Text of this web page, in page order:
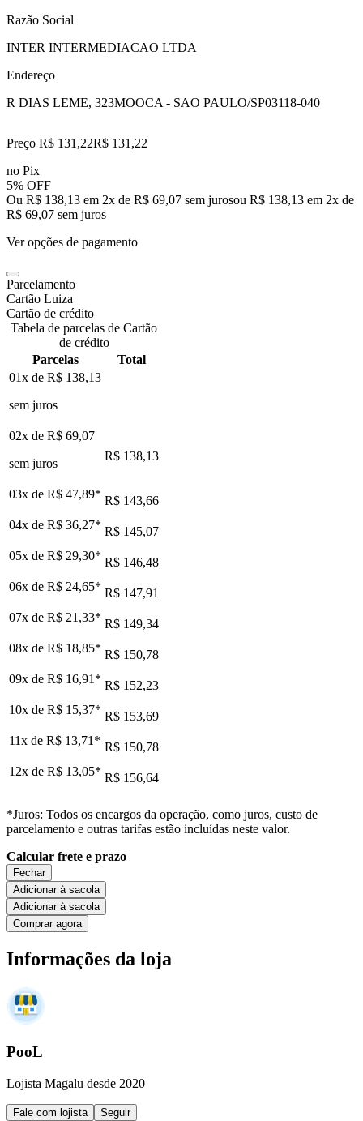
Razão Social
INTER INTERMEDIACAO LTDA
Endereço
R DIAS LEME, 323MOOCA - SAO PAULO/SP03118-040
Preço R$ 131,22R$ 131 ,22
no Pix
5% OFF
Ou R$ 138,13 em 2x de R$ 69,07 sem jurosou R$ 138,13 em 2x de
R$ 69,07 sem juros
Ver opções de pagamento
Parcelamento
Cartão Luiza
Cartão de crédito
Tabela de parcelas de Cartão
de crédito
Parcelas
Total
01x de R$ 138,13
sem juros
02x de R$ 69,07
sem juros
R$ 138,13
03x de R$ 47,89* R$ 143,66
04x de R$ 36,27* R$ 145,07
05x de R$ 29,30* R$ 146,48
06x de R$ 24,65* R$ 147,91
07x de R$ 21,33* R$ 149,34
08x de R$ 18,85* R$ 150,78
09x de R$ 16,91 * R$ 152,23
10x de R$ 15,37* R$ 153,69
11x de R$ 13,71 * R$ 150,78
12x de R$ 13,05* R$ 156,64
*Juros: Todos os encargos da operação, como juros, custo de
parcelamento e outras tarifas estão incluídas neste valor.
Calcular frete e prazo
Fechar
Adicionar à sacola
Adicionar à sacola
Comprar agora
Informações da loja
PooL
Lojista Magalu desde 2020
Fale com lojista Seguir